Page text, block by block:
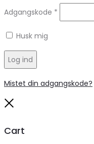
Adgangskode *
Husk mig
Log ind
Mistet din adgangskode?
Cart